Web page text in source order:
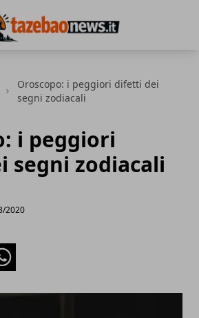
Oroscopo: i peggiori difetti dei
segni zodiacali
i peggiori
segni zodiacali
2020